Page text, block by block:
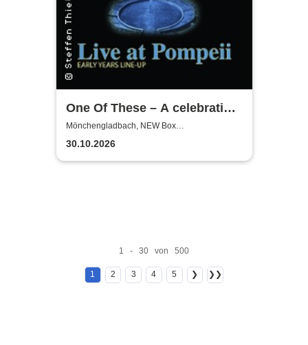
One Of These – A celebration
of Pink Floyd / Live at
Pompeii
Mönchengladbach, NEW Box
Mönchengladbach
30.10.2026
1 - 30 von 500
1 2 3 4 5 ❯ ❯❯